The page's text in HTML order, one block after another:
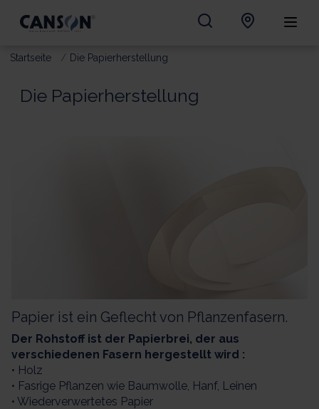
Startseite Die Papierherstellung
Die Papierherstellung
Papier ist ein Geflecht von Pflanzenfasern.
Der Rohstoff ist der Papierbrei, der aus
verschiedenen Fasern hergestellt wird :
• Holz
• Fasrige Pflanzen wie Baumwolle, Hanf, Leinen
• Wiederverwertetes Papier